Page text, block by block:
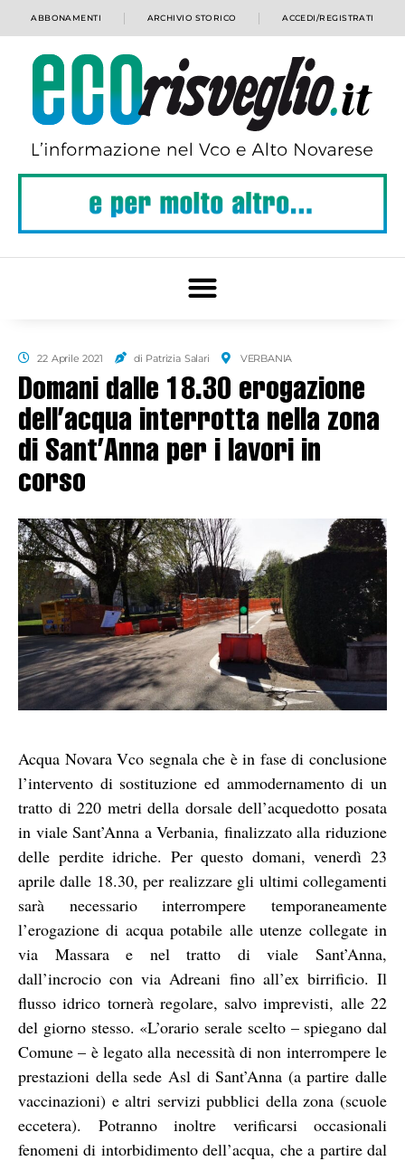
ABBONAMENTI ARCHIVIO STORICO ACCEDI/REGISTRATI
22 Aprile 2021 di Patrizia Salari VERBANIA
Domani dalle 18.30 erogazione
dell’acqua interrotta nella zona
di Sant’Anna per i lavori in
corso
Acqua Novara Vco segnala che è in fase di conclusione
l’intervento di sostituzione ed ammodernamento di un
tratto di 220 metri della dorsale dell’acquedotto posata
in viale Sant’Anna a Verbania, finalizzato alla riduzione
delle perdite idriche. Per questo domani, venerdì 23
aprile dalle 18.30, per realizzare gli ultimi collegamenti
sarà necessario interrompere temporaneamente
l’erogazione di acqua potabile alle utenze collegate in
via Massara e nel tratto di viale Sant’Anna,
dall’incrocio con via Adreani fino all’ex birrificio. Il
flusso idrico tornerà regolare, salvo imprevisti, alle 22
del giorno stesso. «L’orario serale scelto – spiegano dal
Comune – è legato alla necessità di non interrompere le
prestazioni della sede Asl di Sant’Anna (a partire dalle
vaccinazioni) e altri servizi pubblici della zona (scuole
eccetera). Potranno inoltre verificarsi occasionali
fenomeni di intorbidimento dell’acqua, che a partire dal